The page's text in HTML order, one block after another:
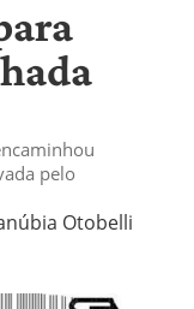
pelo
Otobelli 